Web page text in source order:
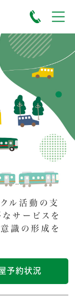
ル活動の支
サービスを
識の形成を
予約状況